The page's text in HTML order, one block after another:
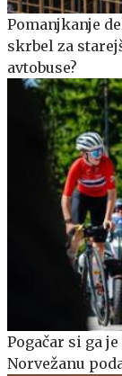
Pomanjkanje
skrbel za
avtobuse?
Pogačar si ga
Norvežanu